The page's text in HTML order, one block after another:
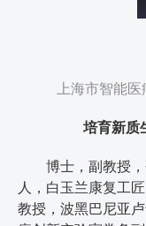
上海市智能
培育新质
博士，副教授
人，白玉兰康复工
教授，波黑巴尼亚